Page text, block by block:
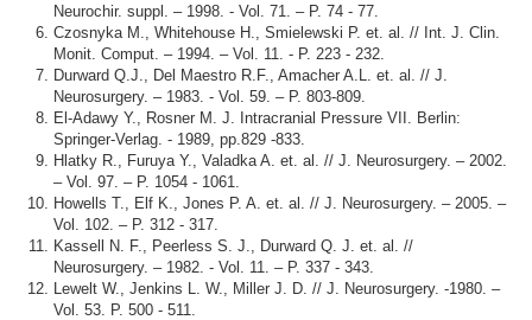
Neurochir. suppl. – 1998. - Vol. 71. – P. 74 - 77.
Czosnyka M., Whitehouse H., Smielewski P. et. al. // Int. J. Clin.
Monit. Comput. – 1994. – Vol. 11. - P. 223 - 232.
Durward Q.J., Del Maestro R.F., Amacher A.L. et. al. // J.
Neurosurgery. – 1983. - Vol. 59. – P. 803-809.
El-Adawy Y., Rosner M. J. Intracranial Pressure VII. Berlin:
Springer-Verlag. - 1989, pp.829 -833.
Hlatky R., Furuya Y., Valadka A. et. al. // J. Neurosurgery. – 2002.
– Vol. 97. – P. 1054 - 1061.
Howells T., Elf K., Jones P. A. et. al. // J. Neurosurgery. – 2005. –
Vol. 102. – P. 312 - 317.
Kassell N. F., Peerless S. J., Durward Q. J. et. al. //
Neurosurgery. – 1982. - Vol. 11. – P. 337 - 343.
Lewelt W., Jenkins L. W., Miller J. D. // J. Neurosurgery. -1980. –
Vol. 53. P. 500 - 511.